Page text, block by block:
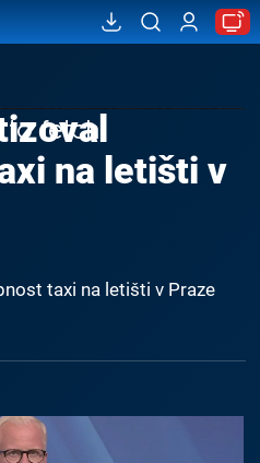
to fetch
na letišti v
taxi na letišti v Praze